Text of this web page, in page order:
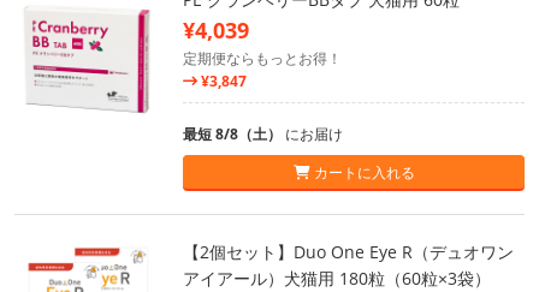
¥4,039
定期便ならもっとお得！
¥3,847
最短 8/8（土） にお届け
カートに入れる
【2個セット】Duo One Eye R（デュオワン
アイアール）犬猫用 180粒（60粒×3袋）